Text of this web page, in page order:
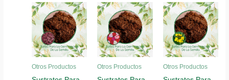
Otros Productos Otros Productos Otros Productos